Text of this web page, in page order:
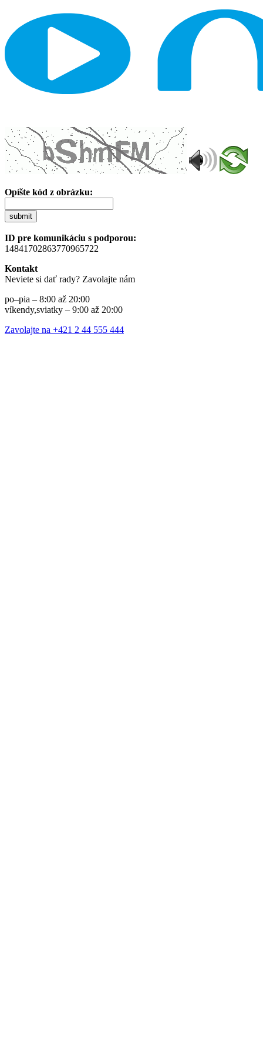
Opíšte kód z obrázku:
submit
ID pre komunikáciu s podporou:
14841702863770965722
Kontakt
Neviete si dať rady? Zavolajte nám
po–pia – 8:00 až 20:00
víkendy,sviatky – 9:00 až 20:00
Zavolajte na +421 2 44 555 444